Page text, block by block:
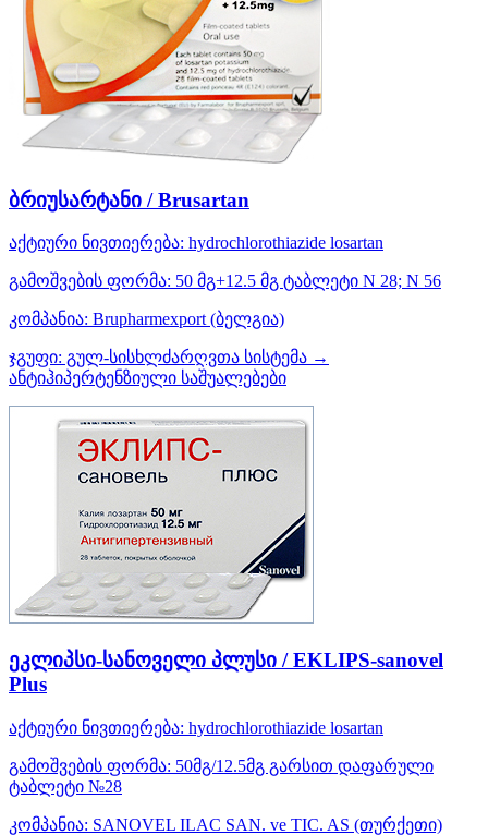
ბრიუსარტანი / Brusartan
აქტიური ნივთიერება: hydrochlorothiazide losartan
გამოშვების ფორმა: 50 მგ+12.5 მგ ტაბლეტი N 28; N 56
კომპანია: Brupharmexport (ბელგია)
ჯგუფი: გულ-სისხლძარღვთა სისტემა →
ანტიჰიპერტენზიული საშუალებები
ეკლიპსი-სანოველი პლუსი / EKLIPS-sanovel
Plus
აქტიური ნივთიერება: hydrochlorothiazide losartan
გამოშვების ფორმა: 50მგ/12.5მგ გარსით დაფარული
ტაბლეტი №28
კომპანია: SANOVEL ILAC SAN. ve TIC. AS (თურქეთი)